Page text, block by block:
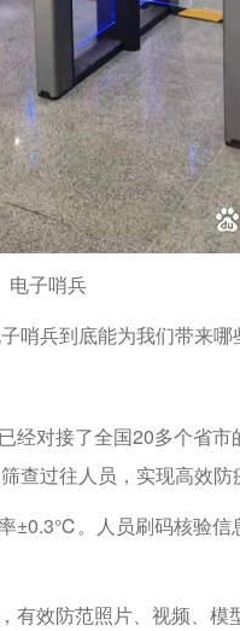
电子哨兵
哨兵到底能为我们带来哪
经对接了全国20多个省
查过往人员，实现高效防
±0.3℃。人员刷码核验信
效防范照片、视频、模